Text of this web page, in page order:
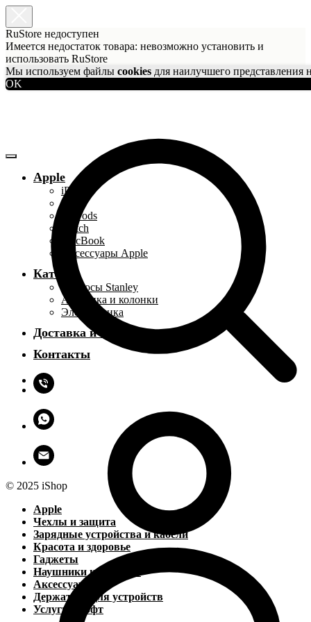
RuStore недоступен
Имеется недостаток товара: невозможно установить и
использовать RuStore
Мы используем файлы cookies для наилучшего представления
OK
Apple
iPhone
iPad
AirPods
Watch
MacBook
Аксессуары Apple
Каталог
Термосы Stanley
Акустика и колонки
Электроника
Доставка и оплата
Контакты
© 2025 iShop
Apple
Чехлы и защита
Зарядные устройства и кабели
Красота и здоровье
Гаджеты
Наушники и колонки
Аксессуары
Держатели для устройств
Услуги и софт